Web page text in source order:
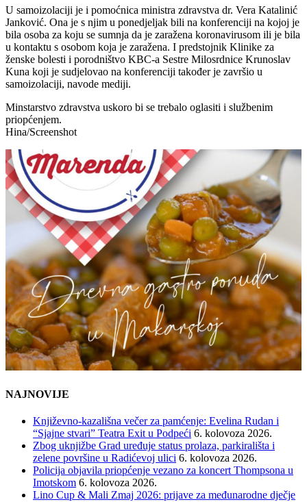
U samoizolaciji je i pomoćnica ministra zdravstva dr. Vera Katalinić
Janković. Ona je s njim u ponedjeljak bili na konferenciji na kojoj je
bila osoba za koju se sumnja da je zaražena koronavirusom ili je bila
u kontaktu s osobom koja je zaražena. I predstojnik Klinike za
ženske bolesti i porodništvo KBC-a Sestre Milosrdnice Krunoslav
Kuna koji je sudjelovao na konferenciji također je završio u
samoizolaciji, navode mediji.
Minstarstvo zdravstva uskoro bi se trebalo oglasiti i službenim
priopćenjem.
Hina/Screenshot
NAJNOVIJE
Književno-kazališna večer za pamćenje: Evelina Rudan i
“Sjajne stvari” Teatra Exit u Podpeći 6. kolovoza 2026.
Zbog uknjižbe Grad uređuje status prolaza, parkirališta i
zelene površine u Radićevoj ulici 6. kolovoza 2026.
Policija objavila priopćenje vezano za koncert Thompsona u
Imotskom 6. kolovoza 2026.
Lino Cup & Mali Zmaj 2026: prijave za međunarodne dječje